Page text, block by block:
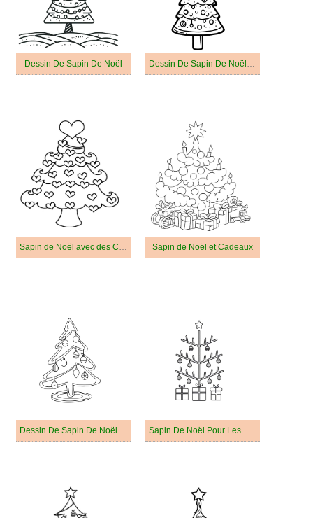
Dessin De Sapin De Noël Dessin De Sapin De Noël Pour Enfants
Sapin de Noël avec des Coeurs Sapin de Noël et Cadeaux
Dessin De Sapin De Noël Pour Enfant Sapin De Noël Pour Les Enfants De 1 An